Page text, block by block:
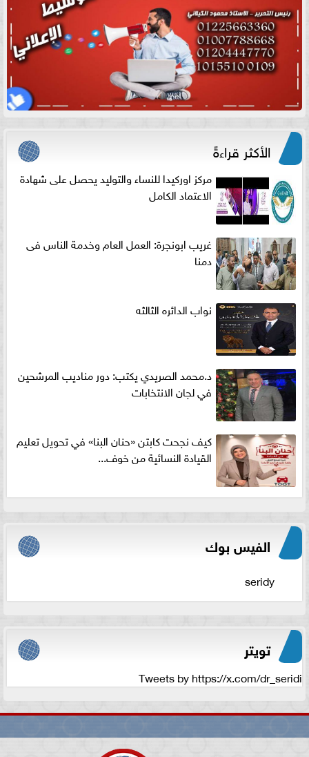
الأكثر قراءةً
مركز اوركيدا للنساء والتوليد يحصل على شهادة
الاعتماد الكامل
غريب ابونجرة: العمل العام وخدمة الناس فى
دمنا
نواب الدائره الثالثه
د.محمد الصريدي يكتب: دور مناديب المرشحين
في لجان الانتخابات
كيف نجحت كابتن «حنان البنا» في تحويل تعليم
القيادة النسائية من خوف...
الفيس بوك
seridy
تويتر
Tweets by https://x.com/dr_seridi